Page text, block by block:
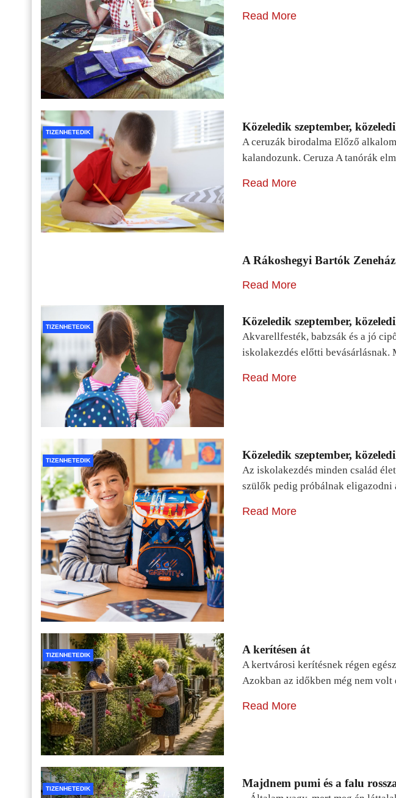
Read More
TIZENHETEDIK Közeledik szeptember,
A ceruzák birodalma Előző
kalandozunk. Ceruza A tanórák
Read More
A Rákoshegyi Bartók
Read More
TIZENHETEDIK Közeledik szeptember,
Akvarellfesték, babzsák és a jó
iskolakezdés előtti
Read More
TIZENHETEDIK Közeledik szeptember,
Az iskolakezdés minden család
szülők pedig próbálnak
Read More
TIZENHETEDIK A kerítésen át
A kertvárosi kerítésnek régen
Azokban az időkben még nem
Read More
TIZENHETEDIK Majdnem pumi és a falu